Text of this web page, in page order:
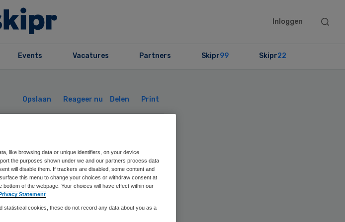
Inloggen
Search
Events Vacatures Partners Skipr99 Skipr22
Opslaan Reageer nu Delen Print
zien
like browsing data or unique identifiers, on your device.
the purposes shown under we and our partners process data
will disable them. If trackers are disabled, some content and
this menu to change your choices or withdraw consent at
of the webpage. Your choices will have effect within our
Statement
statistical cookies, these do not record any data about you as a